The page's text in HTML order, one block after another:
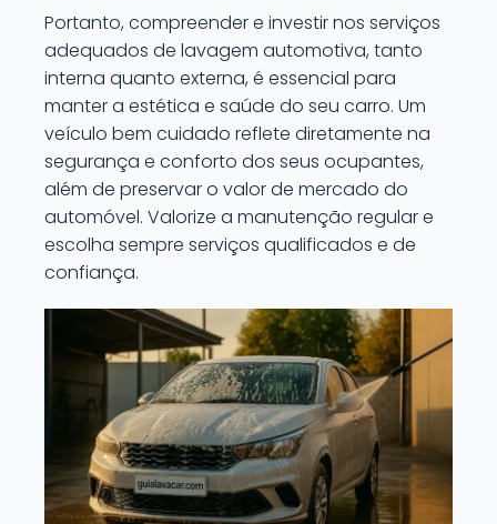
Portanto, compreender e investir nos serviços
adequados de lavagem automotiva, tanto
interna quanto externa, é essencial para
manter a estética e saúde do seu carro. Um
veículo bem cuidado reflete diretamente na
segurança e conforto dos seus ocupantes,
além de preservar o valor de mercado do
automóvel. Valorize a manutenção regular e
escolha sempre serviços qualificados e de
confiança.